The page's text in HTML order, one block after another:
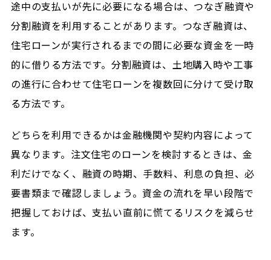
途中の支払いが先に必要になる場合は、つなぎ融資や
分割融資を利用することがあります。つなぎ融資は、
住宅ローンが実行されるまでの間に必要な資金を一時
的に借りる方法です。分割融資は、土地購入時や工事
の進行に合わせて住宅ローンを複数回に分けて受け取
る方法です。
どちらを利用できるかは金融機関や契約内容によって
異なります。注文住宅のローンを検討するときは、金
利だけでなく、融資の時期、手数料、利息の負担、必
要書類まで確認しましょう。資金の流れを早い段階で
把握しておけば、支払い直前に慌てるリスクを減らせ
ます。